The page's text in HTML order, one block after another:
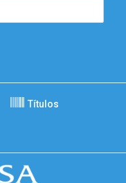
Títulos